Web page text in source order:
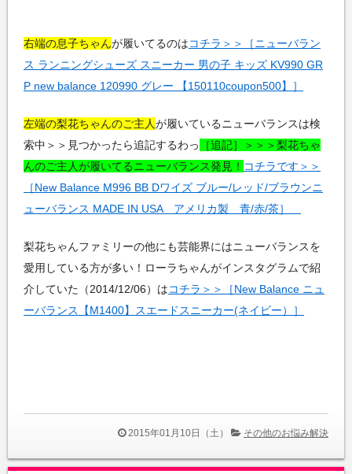
右端の息子ちゃんが履いてるのはコチラ＞＞［ニューバラン
ス ランニングシューズ スニーカー 男の子 キッズ KV990 GR
P new balance 120990 グレー 【150110coupon500】］
左端の梨花ちゃんのご主人が履いているニューバランスは検
索中＞＞見つかったら追記するわっ
［追記］＞＞＞梨花ちゃ
んのご主人が履いてるニューバランス発見！ コチラです＞＞
［New Balance M996 BB Dワイズ ブルー/レッド/ブラウンニ
ューバランス MADE IN USA アメリカ製 青/赤/茶］
梨花ちゃんファミリーの他にも芸能界にはニューバランスを
愛用している方が多い！ローラちゃんがインスタグラムで紹
介していた（2014/12/06）はコチラ＞＞［New Balance ニュ
ーバランス【M1400】スエードスニーカー(ネイビー）］
2015年01月10日（土） その他のお悩み解決